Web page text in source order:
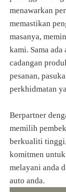
menawarkan
memastikan
masanya,
kami. Sama
cadangan
pesanan,
perkhidmatan
Berpartner
memilih
berkualiti
komitmen
melayani anda
auto anda.